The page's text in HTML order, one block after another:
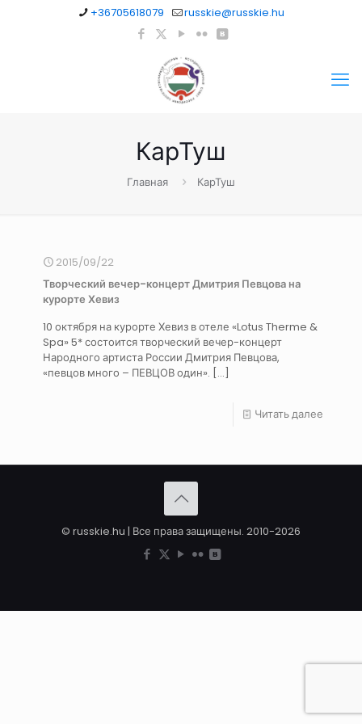
+36705618079 russkie@russkie.hu
КарТуш
Главная КарТуш
2015/09/22
Творческий вечер-концерт Дмитрия Певцова на
курорте Хевиз
10 октября на курорте Хевиз в отеле «Lotus Therme &
Spa» 5* состоится творческий вечер-концерт
Народного артиста России Дмитрия Певцова,
«певцов много – ПЕВЦОВ один». […]
Читать далее
© russkie.hu | Все права защищены. 2010-2026